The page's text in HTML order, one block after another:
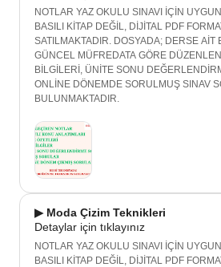
NOTLAR YAZ OKULU SINAVI İÇİN
BASILI KİTAP DEĞİL, DİJİTAL PDF
SATILMAKTADIR. DOSYADA; DERSE AİT
GÜNCEL MÜFREDATA GÖRE
BİLGİLERİ, ÜNİTE SONU
ONLİNE DÖNEMDE SORULMUŞ SINAV
BULUNMAKTADIR.
▶ Moda Çizim Teknikleri
Detaylar için tıklayınız
NOTLAR YAZ OKULU SINAVI İÇİN
BASILI KİTAP DEĞİL, DİJİTAL PDF